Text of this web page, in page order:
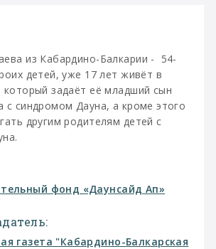
из Кабардино-Балкарии - 54-
детей, уже 17 лет живёт в
задаёт её младший сын
синдромом Дауна, а кроме этого
другим родителям детей с
фонд «Даунсайд Ап»
газета "Кабардино-Балкарская